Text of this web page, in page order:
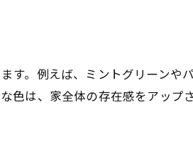
す。例えば、ミントグリーンや
は、家全体の存在感をアップさ